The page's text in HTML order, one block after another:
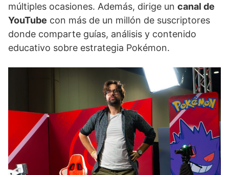
múltiples ocasiones. Además, dirige un canal de
YouTube con más de un millón de suscriptores
donde comparte guías, análisis y contenido
educativo sobre estrategia Pokémon.